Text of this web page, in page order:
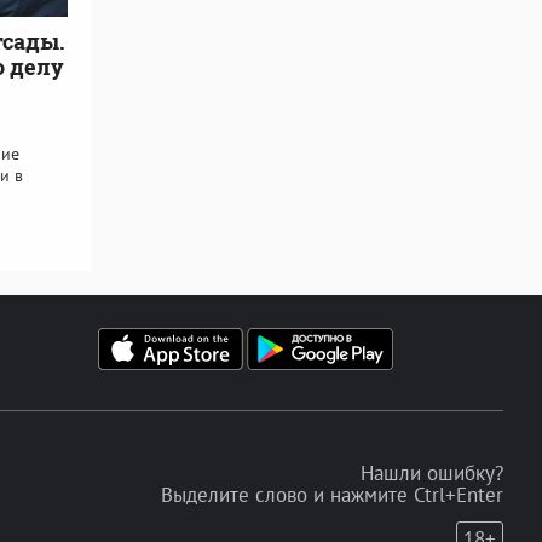
делу
в
Нашли ошибку?
Выделите слово и нажмите Ctrl+Enter